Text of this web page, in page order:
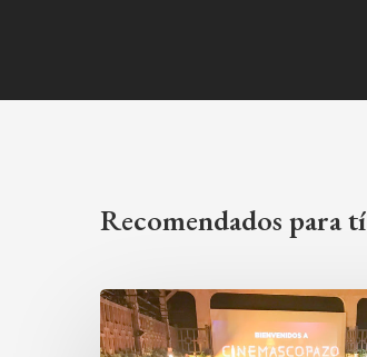
Recomendados para tí